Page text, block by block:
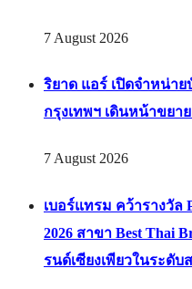
7 August 2026
ริยาด แอร์ เปิดจำหน่า
กรุงเทพฯ เดินหน้าขยา
7 August 2026
เบอร์แทรม คว้ารางวัล
2026 สาขา Best Thai
รนด์เซียงเพียวในระดับ